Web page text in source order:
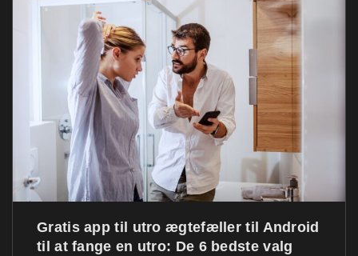
Gratis app til utro ægtefæller til Android
til at fange en utro: De 6 bedste valg